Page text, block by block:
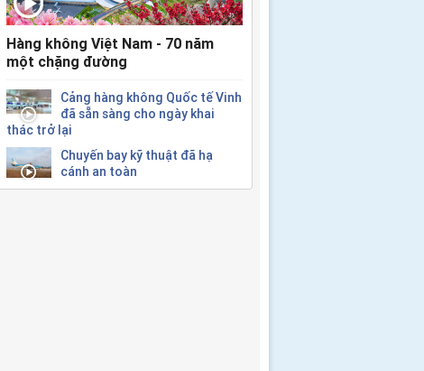
Hàng không Việt Nam - 70 năm
một chặng đường
Cảng hàng không Quốc tế Vinh
đã sẵn sàng cho ngày khai
thác trở lại
Chuyến bay kỹ thuật đã hạ
cánh an toàn